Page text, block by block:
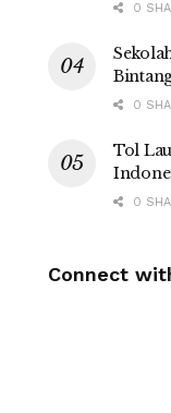
0
0
Tol
0
Connect